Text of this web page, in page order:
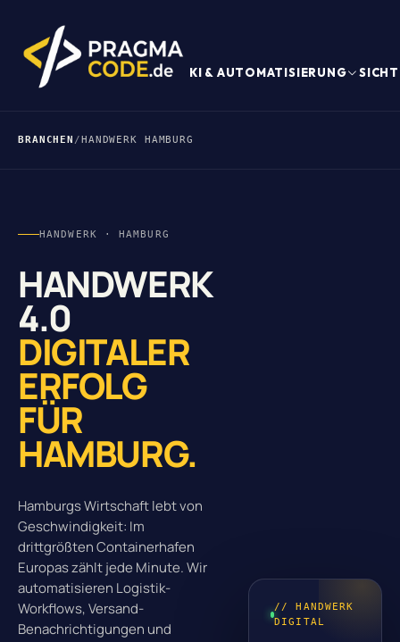
KI & AUTOMATISIERUNG
BRANCHEN /HANDWERK HAMBURG
HANDWERK · HAMBURG
HANDWERK
4.0
DIGITALER
ERFOLG
FÜR
HAMBURG.
Hamburgs Wirtschaft lebt von
Geschwindigkeit: Im
drittgrößten Containerhafen
Europas zählt jede Minute. Wir
automatisieren Logistik-
Workflows, Versand-
Benachrichtigungen und
// HANDWERK
DIGITAL